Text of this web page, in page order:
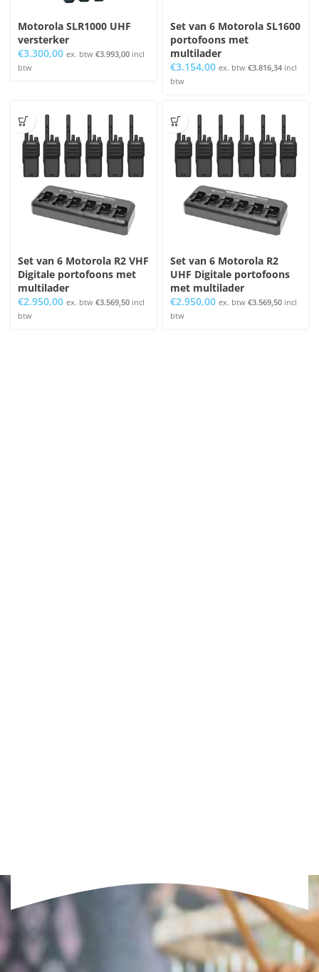
Motorola SLR1000 UHF
versterker
€3.300,00 ex. btw €3.993,00 incl
btw
Set van 6 Motorola SL1600
portofoons met
multilader
€3.154,00 ex. btw €3.816,34 incl
btw
Set van 6 Motorola R2 VHF
Digitale portofoons met
multilader
€2.950,00 ex. btw €3.569,50 incl
btw
Set van 6 Motorola R2
UHF Digitale portofoons
met multilader
€2.950,00 ex. btw €3.569,50 incl
btw